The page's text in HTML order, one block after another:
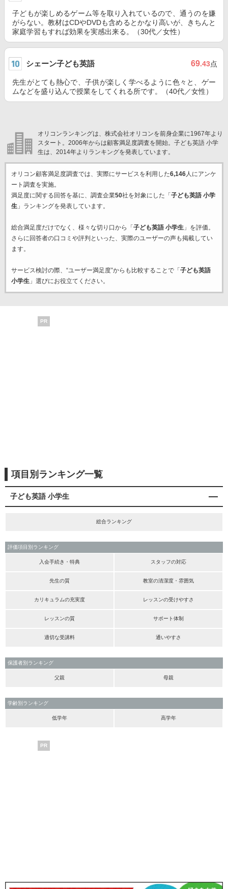
子どもが楽しめるゲーム等を取り入れているので、通うのを嫌
がらない。教材はCDやDVDも含めるとかなり高いが、きちんと
家庭学習もすれば効果を実感出来る。（30代／女性）
シェーン子ども英語 69.43点
先生がとても熱心で、子供が楽しく学べるように色々と、ゲー
ムなどを盛り込んで授業をしてくれる所です。（40代／女性）
オリコンランキングは、株式会社オリコンを前身企業に1967年より
スタート。2006年からは顧客満足度調査を開始。子ども英語 小学
生は、2014年よりランキングを発表しています。
オリコン顧客満足度調査では、実際にサービスを利用した6,146人にアンケ
ート調査を実施。
満足度に関する回答を基に、調査企業50社を対象にした「 子ども英語 小学
生」ランキングを発表しています。
総合満足度だけでなく、様々な切り口から「 子ども英語 小学生」を評価。
さらに回答者の口コミや評判といった、実際のユーザーの声も掲載してい
ます。
サービス検討の際、“ユーザー満足度”からも比較することで「 子ども英語
小学生」選びにお役立てください。
PR
項目別ランキング一覧
子ども英語 小学生
総合ランキング
評価項目別ランキング
入会手続き・特典 スタッフの対応
先生の質 教室の清潔度・雰囲気
カリキュラムの充実度 レッスンの受けやすさ
レッスンの質 サポート体制
適切な受講料 通いやすさ
保護者別ランキング
父親 母親
学齢別ランキング
低学年 高学年
PR